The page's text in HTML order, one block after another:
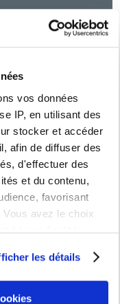
vos données
IP, en utilisant des
stocker et accéder
afin de diffuser des
d'effectuer des
et du contenu,
favorisant
avez le choix
à leurs finalités.
relative aux cookies
les détails
indicative.
si nécessaire après la